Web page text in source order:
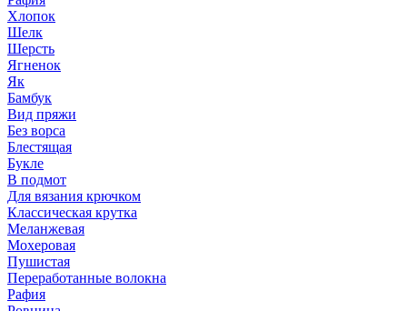
Хлопок
Шелк
Шерсть
Ягненок
Як
Бамбук
Вид пряжи
Без ворса
Блестящая
Букле
В подмот
Для вязания крючком
Классическая крутка
Меланжевая
Мохеровая
Пушистая
Переработанные волокна
Рафия